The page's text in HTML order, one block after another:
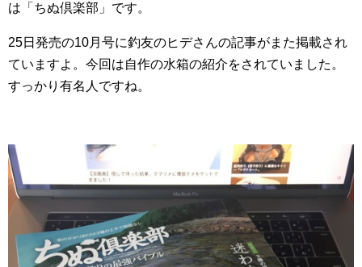
は「ちぬ倶楽部」です。
25日発売の10月号に釣友のヒデさんの記事がまた掲載され
ていますよ。今回は自作の水箱の紹介をされていました。
すっかり有名人ですね。